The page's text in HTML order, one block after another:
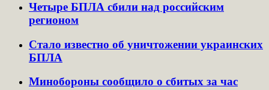
Четыре БПЛА сбили над российским
регионом
Стало известно об уничтожении украинских
БПЛА
Минобороны сообщило о сбитых за час